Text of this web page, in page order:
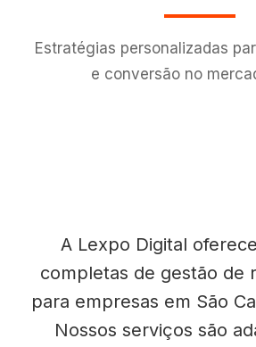
Estratégias personalizadas
e conversão no
A Lexpo Digital
completas de gestão de
para empresas em São
Nossos serviços são